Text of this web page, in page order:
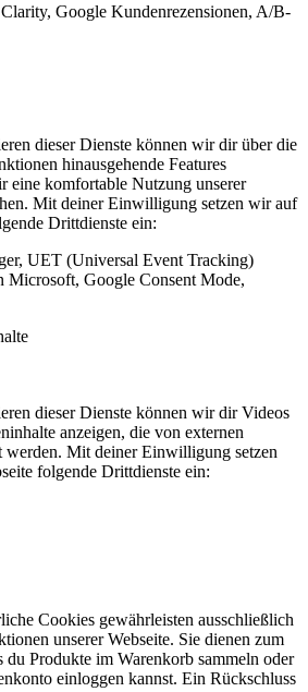
Google Kundenrezensionen, A/B-
dieser Dienste können wir dir über die
hinausgehende Features
eine komfortable Nutzung unserer
Mit deiner Einwilligung setzen wir auf
Drittdienste ein:
UET (Universal Event Tracking)
Microsoft, Google Consent Mode,
dieser Dienste können wir dir Videos
anzeigen, die von externen
werden. Mit deiner Einwilligung setzen
folgende Drittdienste ein:
Cookies gewährleisten ausschließlich
unserer Webseite. Sie dienen zum
du Produkte im Warenkorb sammeln oder
einloggen kannst. Ein Rückschluss